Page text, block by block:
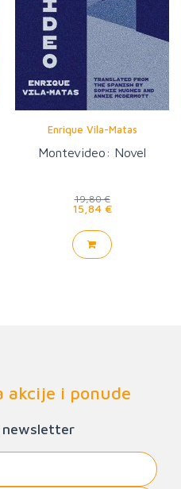
Enrique Vila-Matas
Montevideo: Novel
19,80 €
15,84 €
akcije i ponude
newsletter